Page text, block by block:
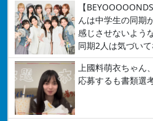
【
んは中学生の同期
感じさせないよう
同期2人は気づいて
上國料萌衣ちゃん
応募するも書類選